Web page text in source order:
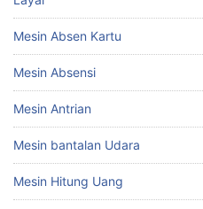
Mesin Absen Kartu
Mesin Absensi
Mesin Antrian
Mesin bantalan Udara
Mesin Hitung Uang